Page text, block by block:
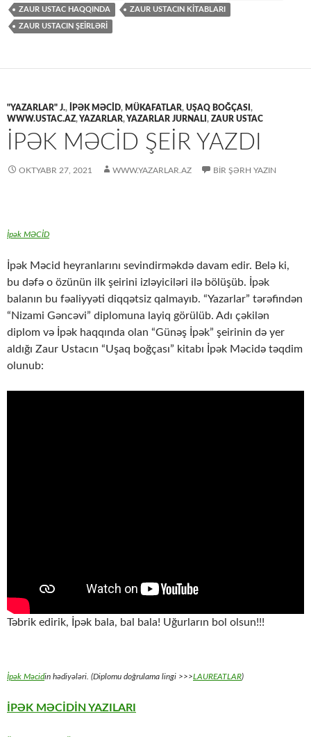
ZAUR USTAC HAQQINDA ZAUR USTACIN KİTABLARI
ZAUR USTACIN ŞEİRLƏRİ
"YAZARLAR" J., İPƏK MƏCİD, MÜKAFATLAR, UŞAQ BOĞÇASI ,
WWW.USTAC.AZ, YAZARLAR, YAZARLAR JURNALI , ZAUR USTAC
İPƏK MƏCİD ŞEİR YAZDI
OKTYABR 27, 2021 WWW.YAZARLAR.AZ BIR ŞƏRH YAZIN
İpək MƏCİD
İpək Məcid heyranlarını sevindirməkdə davam edir. Belə ki,
bu dəfə o özünün ilk şeirini izləyiciləri ilə bölüşüb. İpək
balanın bu fəaliyyəti diqqətsiz qalmayıb. “Yazarlar” tərəfindən
“Nizami Gəncəvi” diplomuna layiq görülüb. Adı çəkilən
diplom və İpək haqqında olan “Günəş İpək” şeirinin də yer
aldığı Zaur Ustacın “Uşaq boğçası” kitabı İpək Məcidə təqdim
olunub:
Təbrik edirik, İpək bala, bal bala! Uğurların bol olsun!!!
İpək Məcidin hədiyələri. (Diplomu doğrulama lingi >>>LAUREATLAR)
İPƏK MƏCİDİN YAZILARI